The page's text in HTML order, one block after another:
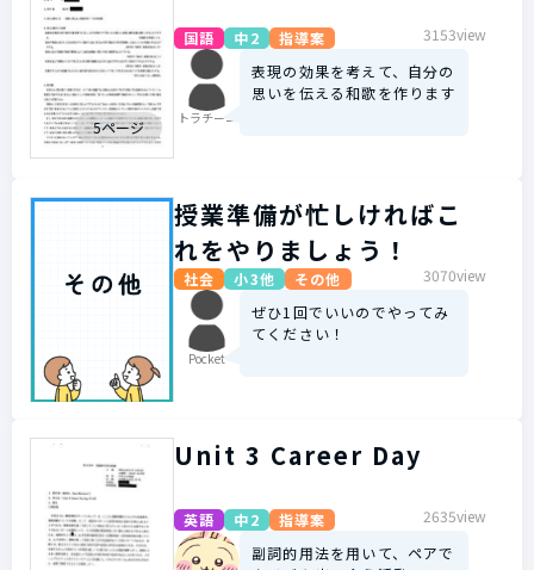
5ページ
国語 中2 指導案 3153view
トラチーニ
表現の効果を考えて、自分の
思いを伝える和歌を作ります
授業準備が忙しければこ
れをやりましょう！
社会 小3他 その他 3070view
Pocket
ぜひ1回でいいのでやってみ
てください！
Unit 3 Career Day
英語 中2 指導案
2635view
副詞的用法を用いて、ペアで